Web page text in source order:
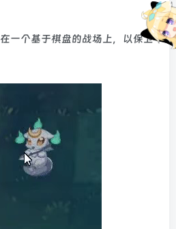
一个基于棋盘的战场上，以保卫